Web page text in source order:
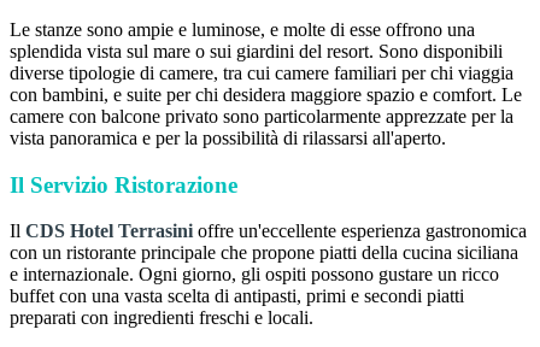
Le stanze sono ampie e luminose, e molte di esse offrono una
splendida vista sul mare o sui giardini del resort. Sono disponibili
diverse tipologie di camere, tra cui camere familiari per chi viaggia
con bambini, e suite per chi desidera maggiore spazio e comfort. Le
camere con balcone privato sono particolarmente apprezzate per la
vista panoramica e per la possibilità di rilassarsi all'aperto.
Il Servizio Ristorazione
Il CDS Hotel Terrasini offre un'eccellente esperienza gastronomica
con un ristorante principale che propone piatti della cucina siciliana
e internazionale. Ogni giorno, gli ospiti possono gustare un ricco
buffet con una vasta scelta di antipasti, primi e secondi piatti
preparati con ingredienti freschi e locali.